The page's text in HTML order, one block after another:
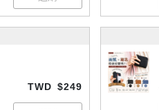
TWD $249